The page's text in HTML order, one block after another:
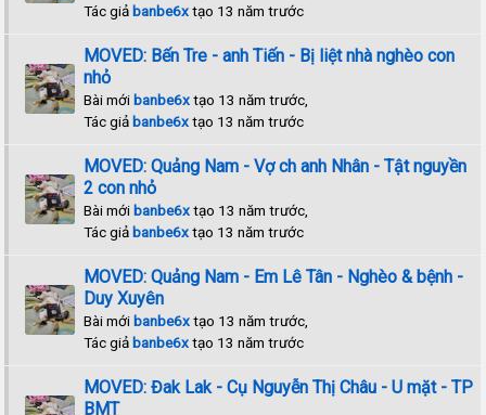
Tác giả banbe6xtạo 13 năm trước
MOVED: Bến Tre - anh Tiến - Bị liệt nhà nghèo con
nhỏ
Bài mới banbe6xtạo 13 năm trước,
Tác giả banbe6xtạo 13 năm trước
MOVED: Quảng Nam - Vợ ch anh Nhân - Tật nguyền
2 con nhỏ
Bài mới banbe6xtạo 13 năm trước,
Tác giả banbe6xtạo 13 năm trước
MOVED: Quảng Nam - Em Lê Tân - Nghèo & bệnh -
Duy Xuyên
Bài mới banbe6xtạo 13 năm trước,
Tác giả banbe6xtạo 13 năm trước
MOVED: Đak Lak - Cụ Nguyễn Thị Châu - U mặt - TP
BMT